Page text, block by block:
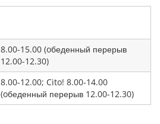
8.00-15.00 (oбеденный перерыв
12.00-12.30)
8.00-12.00; Cito! 8.00-14.00
(oбеденный перерыв 12.00-12.30)